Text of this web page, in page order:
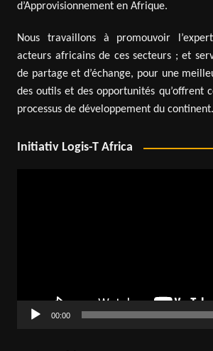
d’Approvisionnement en Afrique.
Nous travaillons à promouvoir
acteurs africains de ces secteurs ; et
de partage et d’échange, pour une
des outils et des opportunités qu’offrent
processus de développement du continent.
Initiativ Logis-T Africa
00:00